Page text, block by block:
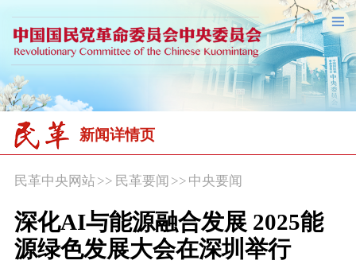
新闻详情页
民革中央网站>> 民革要闻 >> 中央要闻
深化AI与能源融合发展 2025能
源绿色发展大会在深圳举行